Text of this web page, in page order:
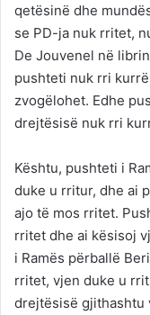
qetësinë dhe
se PD-ja nuk rritet,
De Jouvenel në
pushteti nuk rri
zvogëlohet. Edhe
drejtësisë nuk rri
Kështu, pushteti i
duke u rritur, dhe ai
ajo të mos rritet.
rritet dhe ai kësisoj
i Ramës përballë
rritet, vjen duke u
drejtësisë gjithashtu